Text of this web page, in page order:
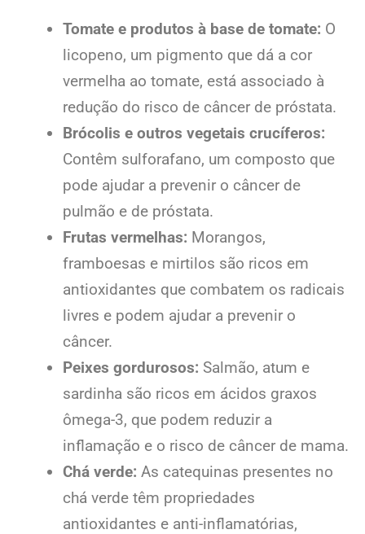
Tomate e produtos à base de tomate: O
licopeno, um pigmento que dá a cor
vermelha ao tomate, está associado à
redução do risco de câncer de próstata.
Brócolis e outros vegetais crucíferos:
Contêm sulforafano, um composto que
pode ajudar a prevenir o câncer de
pulmão e de próstata.
Frutas vermelhas: Morangos,
framboesas e mirtilos são ricos em
antioxidantes que combatem os radicais
livres e podem ajudar a prevenir o
câncer.
Peixes gordurosos: Salmão, atum e
sardinha são ricos em ácidos graxos
ômega-3, que podem reduzir a
inflamação e o risco de câncer de mama.
Chá verde: As catequinas presentes no
chá verde têm propriedades
antioxidantes e anti-inflamatórias,